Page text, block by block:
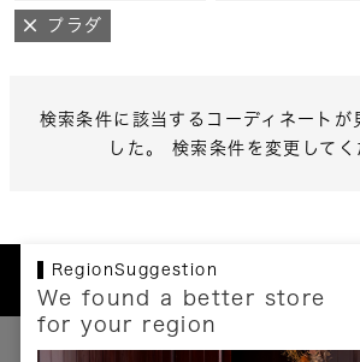
プラダ
検索条件に該当するコーディネートが
した。 検索条件を変更してく
RegionSuggestion
We found a better store
for your region
お支払いについて